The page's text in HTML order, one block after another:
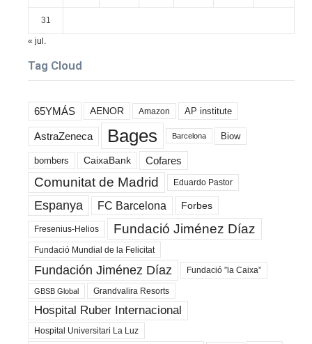
31
« jul.
Tag Cloud
65YMÁS AENOR Amazon AP institute
AstraZeneca Bages Barcelona Biow
bombers CaixaBank Cofares
Comunitat de Madrid Eduardo Pastor
Espanya FC Barcelona Forbes
Fresenius-Helios Fundació Jiménez Díaz
Fundació Mundial de la Felicitat
Fundación Jiménez Díaz Fundació ”la Caixa”
GBSB Global Grandvalira Resorts
Hospital Ruber Internacional
Hospital Universitari La Luz